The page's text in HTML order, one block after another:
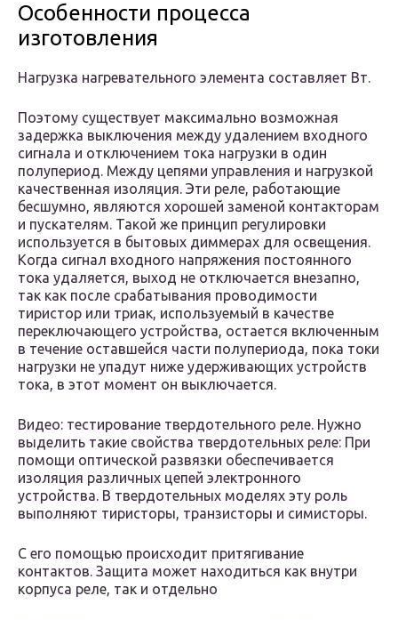
Особенности процесса
изготовления
Нагрузка нагревательного элемента составляет Вт.
Поэтому существует максимально возможная
задержка выключения между удалением входного
сигнала и отключением тока нагрузки в один
полупериод. Между цепями управления и нагрузкой
качественная изоляция. Эти реле, работающие
бесшумно, являются хорошей заменой контакторам
и пускателям. Такой же принцип регулировки
используется в бытовых диммерах для освещения.
Когда сигнал входного напряжения постоянного
тока удаляется, выход не отключается внезапно,
так как после срабатывания проводимости
тиристор или триак, используемый в качестве
переключающего устройства, остается включенным
в течение оставшейся части полупериода, пока токи
нагрузки не упадут ниже удерживающих устройств
тока, в этот момент он выключается.
Видео: тестирование твердотельного реле. Нужно
выделить такие свойства твердотельных реле: При
помощи оптической развязки обеспечивается
изоляция различных цепей электронного
устройства. В твердотельных моделях эту роль
выполняют тиристоры, транзисторы и симисторы.
С его помощью происходит притягивание
контактов. Защита может находиться как внутри
корпуса реле, так и отдельно